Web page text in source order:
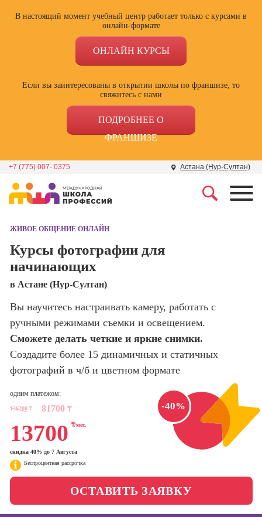
В настоящий момент учебный центр работает только с курсами в
онлайн-формате
ОНЛАЙН КУРСЫ
Если вы заинтересованы в открытии школы по франшизе, то
свяжитесь с нами
ПОДРОБНЕЕ О
ФРАНШИЗЕ
+7 (775) 007- 0375 Астана (Нур-Султан)
Школа дизайна
Школа нейросетей и
Школа психологии
Школа актерского
мастерства
Школа бизнеса и
управления
Фотошкола
Школа медиа
сайтов)
Профессия
Интернет-
Менеджер по
маркетингу в
социальных
сетях (SMM-
менеджер)
Профессия
ЖИВОЕ ОБЩЕНИЕ ОНЛАЙН
Курсы фотографии для
начинающих
в Астане (Нур-Султан)
Вы научитесь настраивать камеру, работать с
ручными режимами съемки и освещением.
Сможете делать четкие и яркие снимки.
Создадите более 15 динамичных и статичных
фотографий в ч/б и цветном формате
-40%
одним платежом:
136200 ₸ 81700 ₸
13700 ₸/мес.
скидка 40% до 7 Августа
Беспроцентная рассрочка
ОСТАВИТЬ ЗАЯВКУ